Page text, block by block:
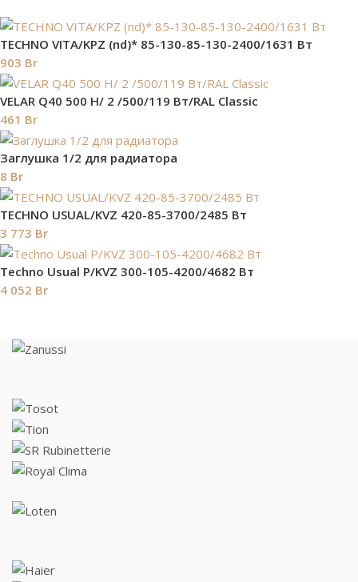
TECHNO VITA/KPZ (nd)* 85-130-85-130-2400/1631 Вт
903 Br
VELAR Q40 500 H/ 2 /500/119 Вт/RAL Classic
461 Br
Заглушка 1/2 для радиатора
8 Br
TECHNO USUAL/KVZ 420-85-3700/2485 Вт
3 773 Br
Techno Usual P/KVZ 300-105-4200/4682 Вт
4 052 Br